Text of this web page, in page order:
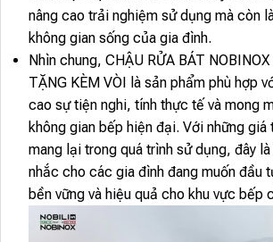
nâng cao trải nghiệm sử dụng mà còn
không gian sống của gia đình.
Nhìn chung, CHẬU RỬA BÁT
TẶNG KÈM VÒI là sản phẩm phù hợp
cao sự tiện nghi, tính thực tế và mong
không gian bếp hiện đại. Với những giá
mang lại trong quá trình sử dụng, đây
nhắc cho các gia đình đang muốn đầu
bền vững và hiệu quả cho khu vực bếp